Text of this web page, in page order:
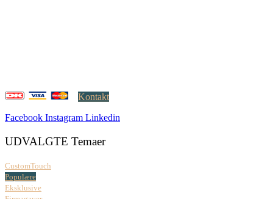
Kontakt
Facebook Instagram Linkedin
UDVALGTE Temaer
CustomTouch
Populære
Eksklusive